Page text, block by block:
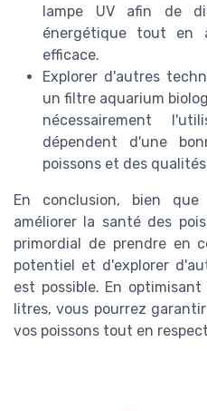
lampe UV afin de
énergétique tout en
efficace.
Explorer d'autres
un filtre aquarium
nécessairement
dépendent d'une
poissons et des
En conclusion, bien
améliorer la santé des
primordial de prendre en
potentiel et d'explorer
est possible. En
litres, vous pourrez
vos poissons tout en